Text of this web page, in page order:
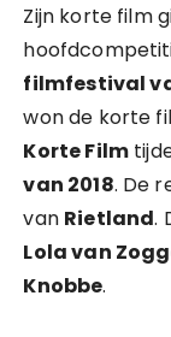
Zijn korte film
filmfestival
won de korte
Korte Film
van 2018. De
van Rietland.
Lola van
Knobbe.